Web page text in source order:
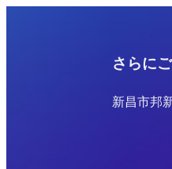
さらに
新昌市邦